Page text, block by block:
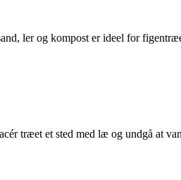
ler og kompost er ideel for
træet et sted med læ og undgå at